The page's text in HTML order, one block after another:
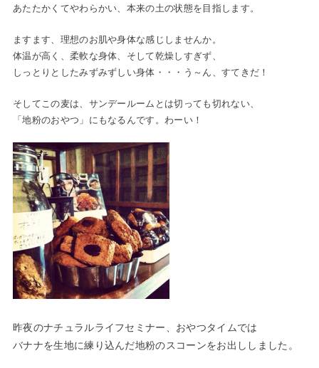
あたたかくてやわらかい、本来の土の状態を目指します。
ますます、理想のお肌や身体な感じしませんか。
体温が高く、柔軟な身体、そして乾燥しすぎず、
しっとりとしたみずみずしい身体・・・う～ん、すてきだ！
そしてこの麦は、サンデールームとは切っても切れない、
「地粉のおやつ」にもなるんです。わーい！
昨夜のナチュラルライフセミナー、おやつタイムでは
バナナを生地に練り込んだ地粉のスコーンをお出ししました。